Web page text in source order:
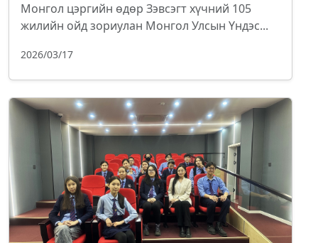
Монгол цэргийн өдөр Зэвсэгт хүчний 105
жилийн ойд зориулан Монгол Улсын Үндэс...
2026/03/17